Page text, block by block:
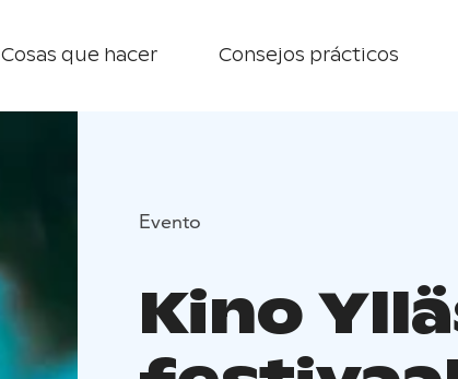
Cosas que hacer Consejos prácticos
Evento
Kino